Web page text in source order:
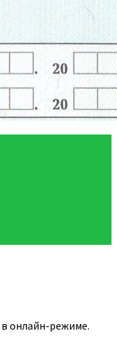
в онлайн-режиме.